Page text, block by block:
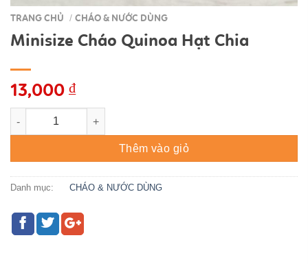
TRANG CHỦ / CHÁO & NƯỚC DÙNG
Minisize Cháo Quinoa Hạt Chia
13,000 ₫
Minisize Cháo Quinoa Hạt Chia số lượng
Thêm vào giỏ
Danh mục: CHÁO & NƯỚC DÙNG